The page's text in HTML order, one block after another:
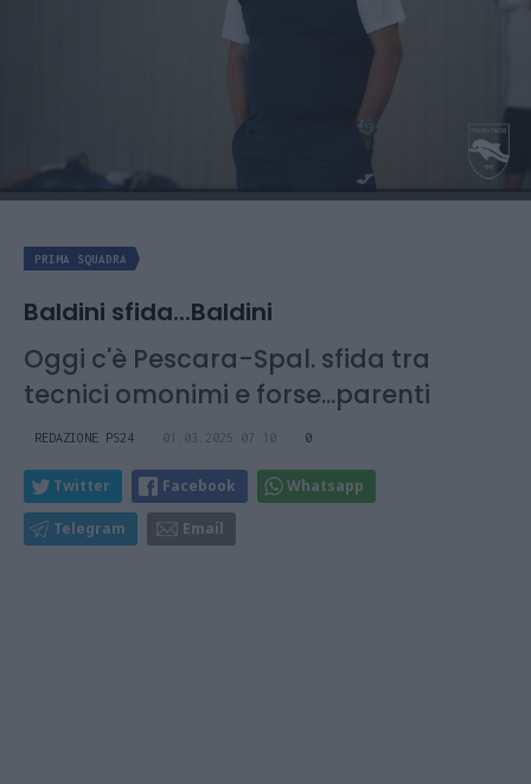
PRIMA SQUADRA
Baldini sfida...Baldini
Oggi c'è Pescara-Spal. sfida tra
tecnici omonimi e forse...parenti
REDAZIONE PS24 01.03.2025 07:10 0
Twitter Facebook Whatsapp
Telegram Email